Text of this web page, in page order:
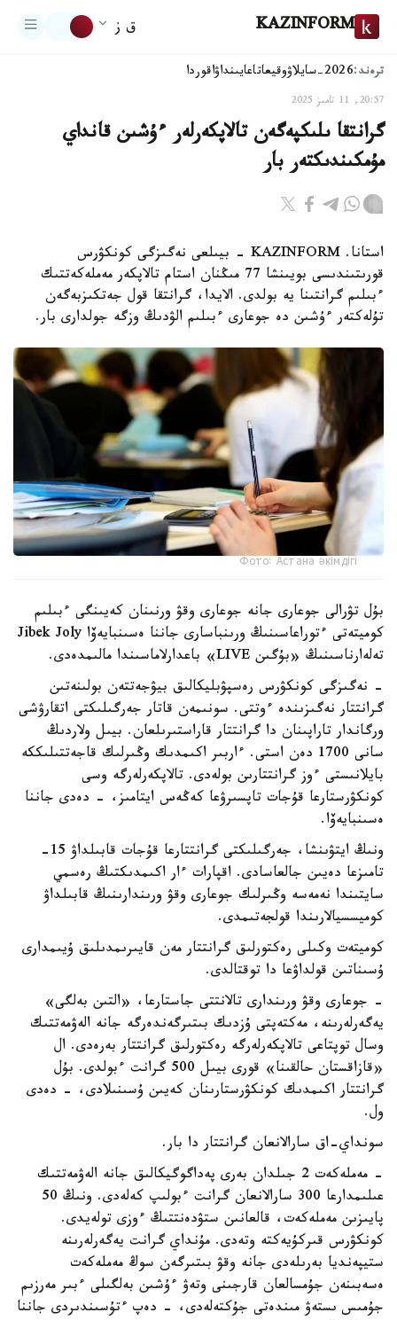
KAZINFORM ق ز
ترەند:2026-سايلاۋ وقيعاتاعايىنداۋاقوردا
20:57, 11 تامىز 2025
گرانتقا ىلىكپەگەن تالاپكەرلەر ءۇشىن قانداي
مۇمكىندىكتەر بار
استانا. KAZINFORM - بيىلعى نەگىزگى كونكۋرس
قورىتىندىسى بويىنشا 77 مىڭنان استام تالاپكەر مەملەكەتتىك
ءبىلىم گرانتىنا يە بولدى. الايدا، گرانتقا قول جەتكىزبەگەن
تۇلەكتەر ءۇشىن دە جوعارى ءبىلىم الۋدىڭ وزگە جولدارى بار.
Фото: Астана әкімдігі
بۇل تۋرالى جوعارى جانە جوعارى وقۋ ورنىنان كەيىنگى ءبىلىم
كوميتەتى ءتوراعاسىنىڭ ورىنباسارى جاننا ەسىنبايەۆا Jibek Joly
تەلەارناسىنىڭ «بۇگىن LIVE» باعدارلاماسىندا مالىمدەدى.
- نەگىزگى كونكۋرس رەسپۋبليكالىق بيۋجەتتەن بولىنەتىن
گرانتتار نەگىزىندە ءوتتى. سونىمەن قاتار جەرگىلىكتى اتقارۋشى
ورگاندار تاراپىنان دا گرانتتار قاراستىرىلعان. بيىل ولاردىڭ
سانى 1700 دەن استى. ءاربىر اكىمدىك وڭىرلىك قاجەتتىلىككە
بايلانىستى ءوز گرانتتارىن بولەدى. تالاپكەرلەرگە وسى
كونكۋرستارعا قۇجات تاپسىرۋعا كەڭەس ايتامىز، - دەدى جاننا
ەسىنبايەۆا.
ونىڭ ايتۋىنشا، جەرگىلىكتى گرانتتارعا قۇجات قابىلداۋ 15-
تامىزعا دەيىن جالعاسادى. اقپارات ءار اكىمدىكتىڭ رەسمي
سايتىندا نەمەسە وڭىرلىك جوعارى وقۋ ورىندارىنىڭ قابىلداۋ
كوميسسيالارىندا قولجەتىمدى.
كوميتەت وكىلى رەكتورلىق گرانتتار مەن قايىرىمدىلىق ۇيىمدارى
ۇسىناتىن قولداۋعا دا توقتالدى.
- جوعارى وقۋ ورىندارى تالانتتى جاستارعا، «التىن بەلگى»
يەگەرلەرىنە، مەكتەپتى ۇزدىك بىتىرگەندەرگە جانە الەۋمەتتىك
وسال توپتاعى تالاپكەرلەرگە رەكتورلىق گرانتتار بەرەدى. ال
«قازاقستان حالقىنا» قورى بيىل 500 گرانت ءبولدى. بۇل
گرانتتار اكىمدىك كونكۋرستارىنان كەيىن ۇسىنىلادى، - دەدى
ول.
سونداي-اق سارالانعان گرانتتار دا بار.
- مەملەكەت 2 جىلدان بەرى پەداگوگيكالىق جانە الەۋمەتتىك
عىلىمدارعا 300 سارالانعان گرانت ءبولىپ كەلەدى. ونىڭ 50
پايىزىن مەملەكەت، قالعانىن ستۋدەنتتىڭ ءوزى تولەيدى.
كونكۋرس قىركۇيەكتە وتەدى. مۇنداي گرانت يەگەرلەرىنە
ستيپەنديا بەرىلەدى جانە وقۋ بىتىرگەن سوڭ مەملەكەت
ەسەبىنەن جۇمسالعان قارجىنى وتەۋ ءۇشىن بەلگىلى ءبىر مەرزىم
جۇمىس ىستەۋ مىندەتى جۇكتەلەدى، - دەپ ءتۇسىندىردى جاننا